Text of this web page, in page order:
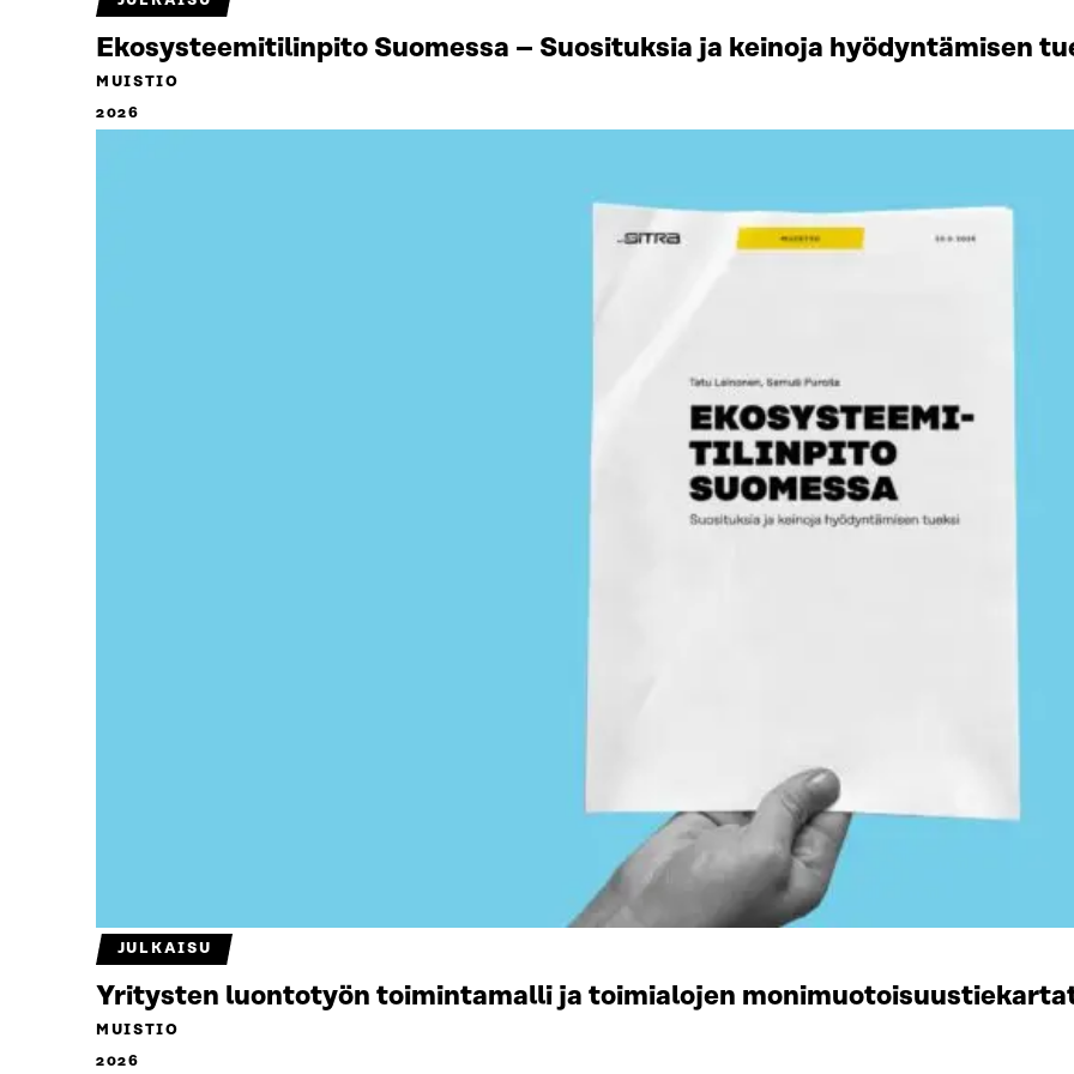
Ekosysteemitilinpito Suomessa – Suosituksia ja keinoja hyödyntämisen
MUISTIO
2026
JULKAISU
Yritysten luontotyön toimintamalli ja toimialojen
MUISTIO
2026